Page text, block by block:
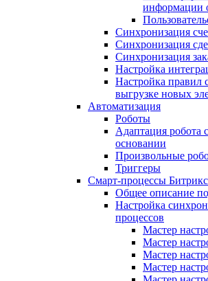
информации
Синхронизация
Синхронизация
Синхронизация
Настройка
Настройка правил
выгрузке новых
Автоматизация
Роботы
Адаптация робота
основании
Произвольные
Триггеры
Смарт-процессы
Общее описание
Настройка
процессов
Мастер
Мастер
Мастер
Мастер